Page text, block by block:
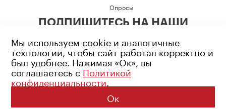
Опросы
ПОДПИШИТЕСЬ НА НАШИ
Возрастное ограничение: 16+
Политика конфиденциальности
© 2026 Все права защищены
Мы используем cookie и аналогичные
технологии, чтобы сайт работал корректно и
был удобнее. Нажимая «Ок», вы
соглашаетесь с Политикой
конфиденциальности.
Ок